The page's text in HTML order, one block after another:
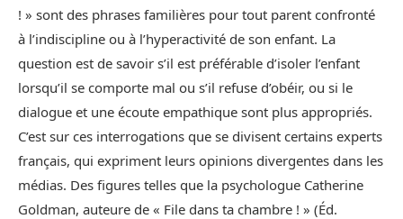
! » sont des phrases familières pour tout parent confronté
à l’indiscipline ou à l’hyperactivité de son enfant. La
question est de savoir s’il est préférable d’isoler l’enfant
lorsqu’il se comporte mal ou s’il refuse d’obéir, ou si le
dialogue et une écoute empathique sont plus appropriés.
C’est sur ces interrogations que se divisent certains experts
français, qui expriment leurs opinions divergentes dans les
médias. Des figures telles que la psychologue Catherine
Goldman, auteure de « File dans ta chambre ! » (Éd.